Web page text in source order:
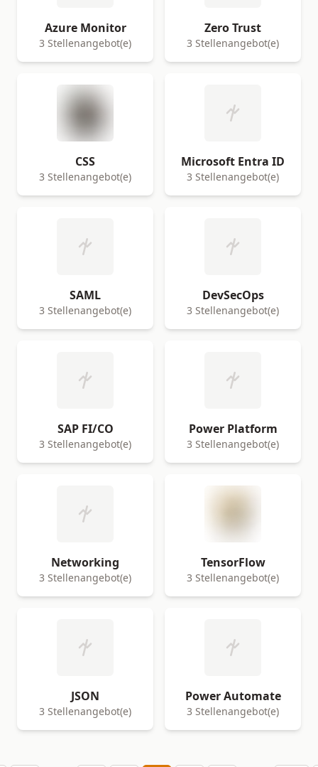
Azure Monitor
3 Stellenangebot(e)
Zero Trust
3 Stellenangebot(e)
CSS
3 Stellenangebot(e)
Microsoft Entra ID
3 Stellenangebot(e)
SAML
3 Stellenangebot(e)
DevSecOps
3 Stellenangebot(e)
SAP FI/CO
3 Stellenangebot(e)
Power Platform
3 Stellenangebot(e)
Networking
3 Stellenangebot(e)
TensorFlow
3 Stellenangebot(e)
JSON
3 Stellenangebot(e)
Power Automate
3 Stellenangebot(e)